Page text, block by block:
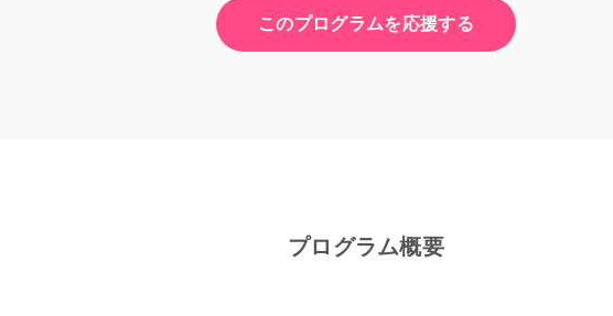
このプログラムを応援する
プログラム概要